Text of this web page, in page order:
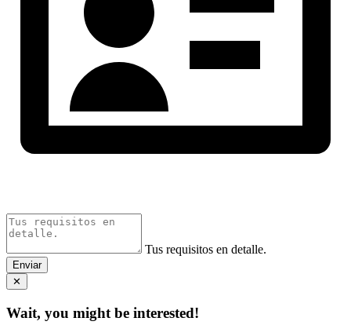
Tus requisitos en detalle.
Enviar
✕
Wait, you might be interested!